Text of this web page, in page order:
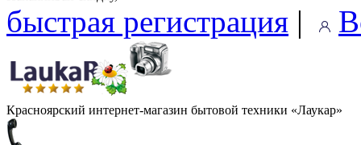
быстрая регистрация |
Красноярский интернет-магазин бытовой техники «Лаукар»